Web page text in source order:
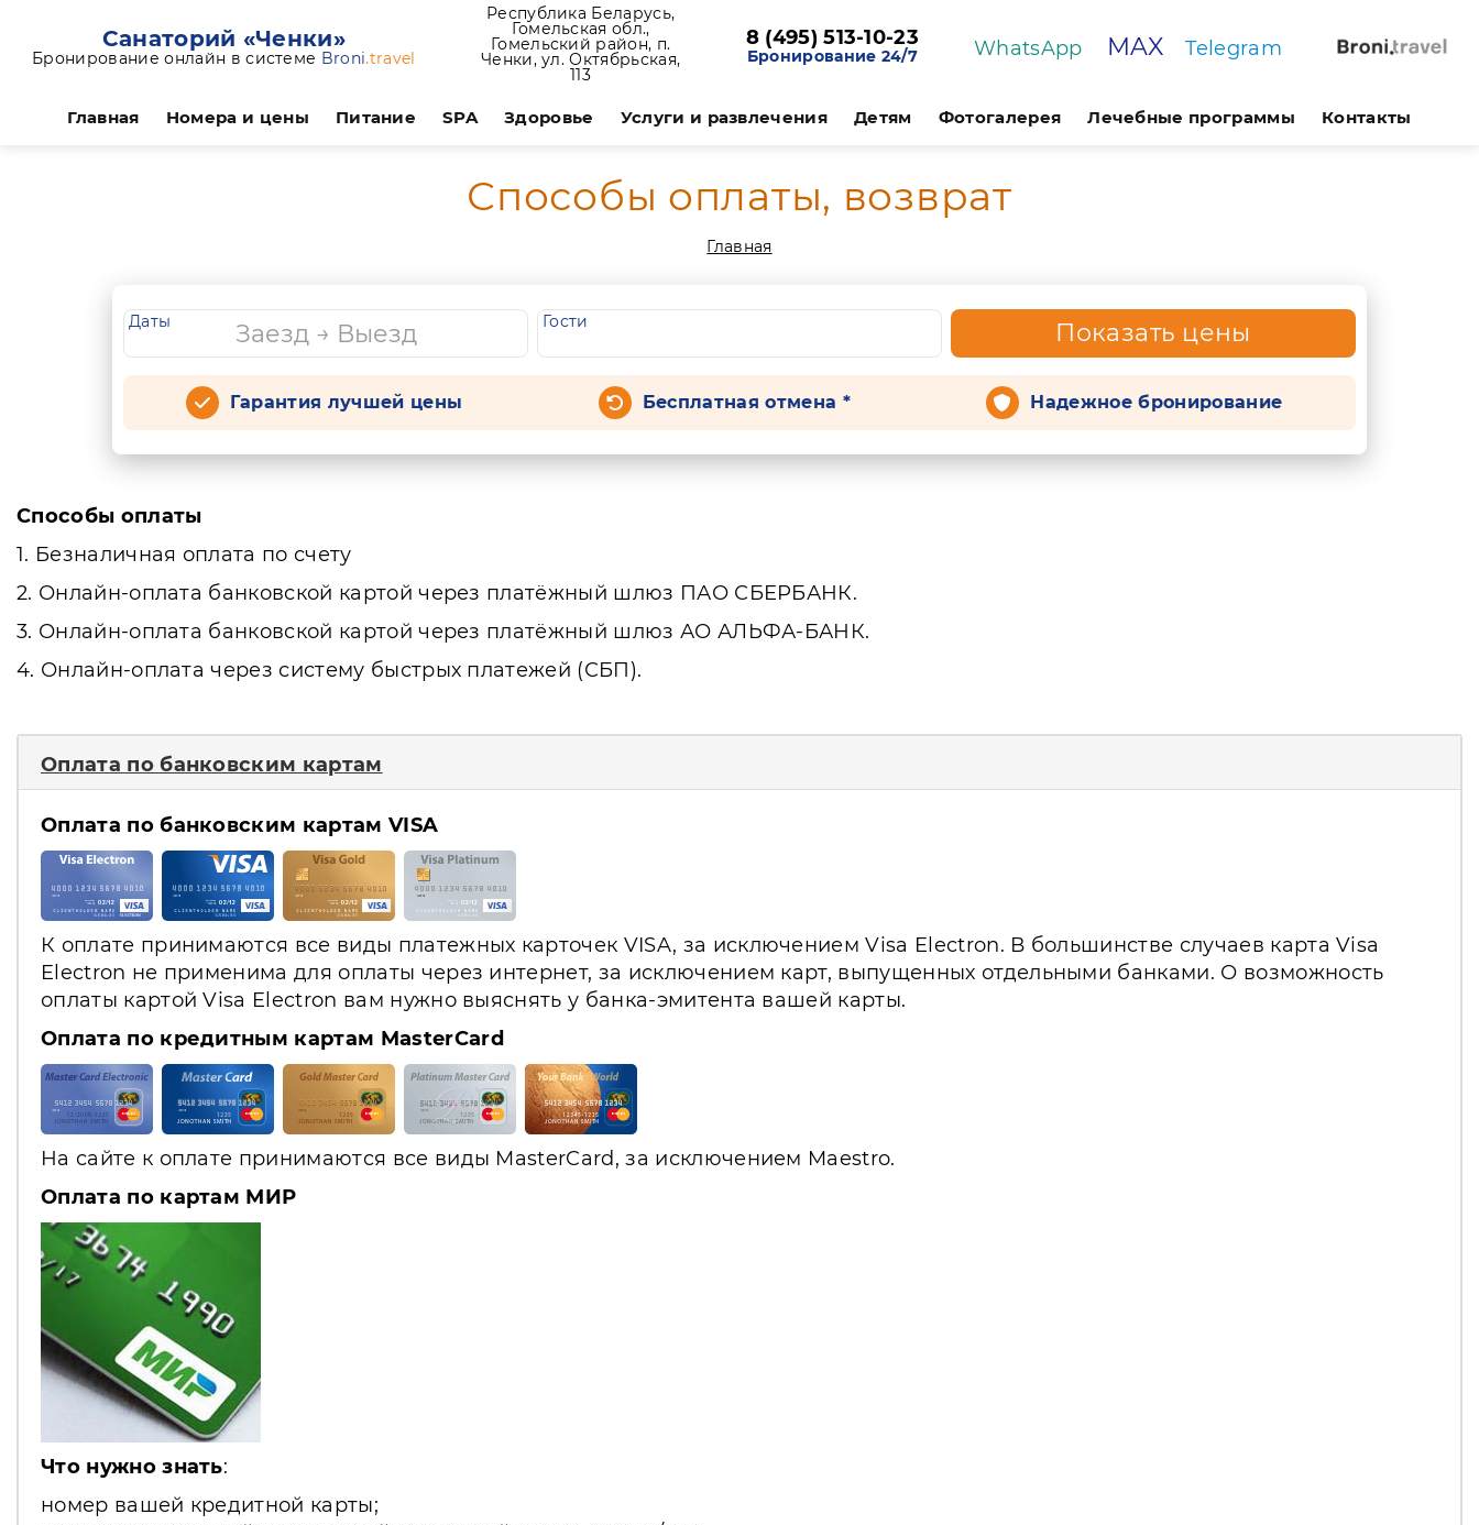
Санаторий «Ченки»
Бронирование онлайн в системе Broni.travel
Республика Беларусь,
Гомельская обл.,
Гомельский район, п.
Ченки, ул. Октябрьская,
113
8 (495) 513-10-23
Бронирование 24/7 WhatsApp MAX Telegram
Главная Номера и цены Питание SPA Здоровье Услуги и развлечения Детям Фотогалерея Лечебные программы Контакты
Способы оплаты, возврат
Главная
Даты Гости Показать цены
Гарантия лучшей цены Бесплатная отмена * Надежное бронирование
Способы оплаты
1. Безналичная оплата по счету
2. Онлайн-оплата банковской картой через платёжный шлюз ПАО СБЕРБАНК.
3. Онлайн-оплата банковской картой через платёжный шлюз АО АЛЬФА-БАНК.
4. Онлайн-оплата через систему быстрых платежей (СБП).
Оплата по банковским картам
Оплата по банковским картам VISA
К оплате принимаются все виды платежных карточек VISA, за исключением Visa Electron. В большинстве случаев карта Visa
Electron не применима для оплаты через интернет, за исключением карт, выпущенных отдельными банками. О возможность
оплаты картой Visa Electron вам нужно выяснять у банка-эмитента вашей карты.
Оплата по кредитным картам MasterCard
На сайте к оплате принимаются все виды MasterCard, за исключением Maestro.
Оплата по картам МИР
Что нужно знать:
номер вашей кредитной карты;